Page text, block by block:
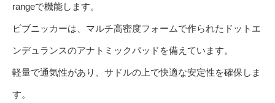
rangeで機能します。
ビブニッカーは、マルチ高密度フォームで作られたドットエ
ンデュランスのアナトミックパッドを備えています。
軽量で通気性があり、サドルの上で快適な安定性を確保しま
す。